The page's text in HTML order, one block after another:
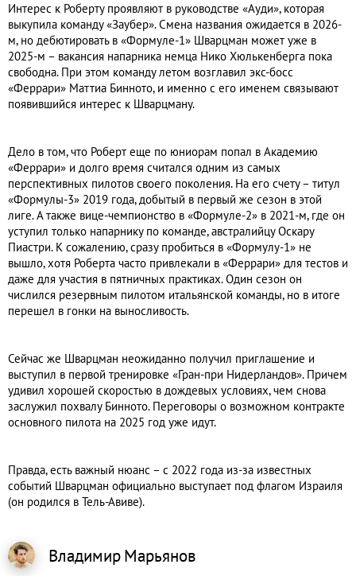
Интерес к Роберту проявляют в руководстве «Ауди», которая
выкупила команду «Заубер». Смена названия ожидается в 2026-
м, но дебютировать в «Формуле-1» Шварцман может уже в
2025-м – вакансия напарника немца Нико Хюлькенберга пока
свободна. При этом команду летом возглавил экс-босс
«Феррари» Маттиа Бинното, и именно с его именем связывают
появившийся интерес к Шварцману.
Дело в том, что Роберт еще по юниорам попал в Академию
«Феррари» и долго время считался одним из самых
перспективных пилотов своего поколения. На его счету – титул
«Формулы-3» 2019 года, добытый в первый же сезон в этой
лиге. А также вице-чемпионство в «Формуле-2» в 2021-м, где он
уступил только напарнику по команде, австралийцу Оскару
Пиастри. К сожалению, сразу пробиться в «Формулу-1» не
вышло, хотя Роберта часто привлекали в «Феррари» для тестов и
даже для участия в пятничных практиках. Один сезон он
числился резервным пилотом итальянской команды, но в итоге
перешел в гонки на выносливость.
Сейчас же Шварцман неожиданно получил приглашение и
выступил в первой тренировке «Гран-при Нидерландов». Причем
удивил хорошей скоростью в дождевых условиях, чем снова
заслужил похвалу Бинното. Переговоры о возможном контракте
основного пилота на 2025 год уже идут.
Правда, есть важный нюанс – с 2022 года из-за известных
событий Шварцман официально выступает под флагом Израиля
(он родился в Тель-Авиве).
ВладимирМарьянов